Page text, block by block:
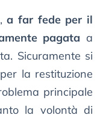
a far fede per il
pagata a
Sicuramente si
la restituzione
principale
la volontà di